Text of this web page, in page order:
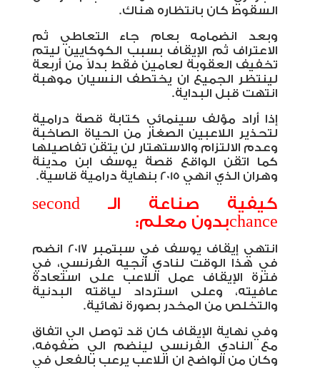
السقوط كان بانتظاره هناك.
وبعد انضمامه بعام جاء التعاطي ثم
الاعتراف ثم الإيقاف بسبب الكوكايين ليتم
تخفيف العقوبة لعامين فقط بدلاً من أربعة
لينتظر الجميع ان يختطف النسيان موهبة
انتهت قبل البداية.
إذا أراد مؤلف سينمائي كتابة قصة درامية
لتحذير اللاعبين الصغار من الحياة الصاخبة
وعدم الالتزام والاستهتار لن يتقن تفاصيلها
كما اتقن الواقع قصة يوسف ابن مدينة
وهران الذي انهي 2015 بنهاية درامية قاسية.
كيفية صناعة الـ second
chanceبدون معلم:
انتهي إيقاف يوسف في سبتمبر 2017 انضم
في هذا الوقت لنادي أنجيه الفرنسي، في
فترة الإيقاف عمل اللاعب على استعادة
عافيته، وعلى استرداد لياقته البدنية
والتخلص من المخدر بصورة نهائية.
وفي نهاية الإيقاف كان قد توصل الي اتفاق
مع النادي الفرنسي لينضم الي صفوفه،
وكان من الواضح ان اللاعب يرعب بالفعل في